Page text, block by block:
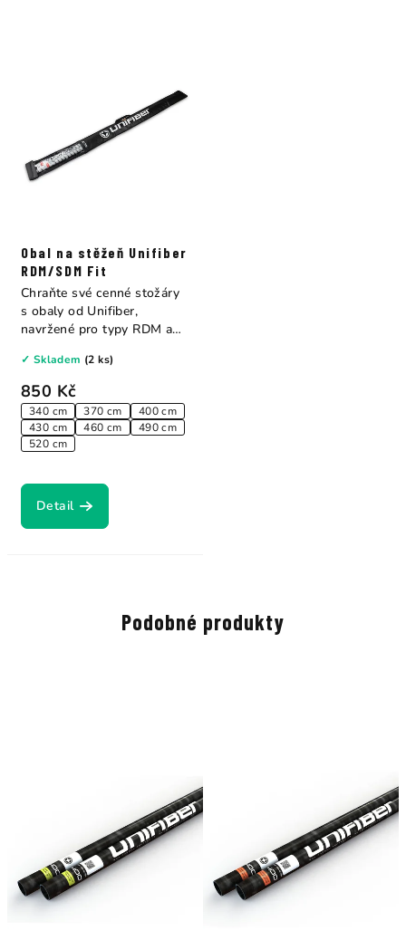
Obal na stěžeň Unifiber
RDM/SDM Fit
850 Kč
340 cm 370 cm
400 cm
430 cm
460 cm
490 cm
520 cm
✓ Skladem (2 ks)
Detail
Chraňte své cenné stožáry
s obaly od Unifiber,
navržené pro typy RDM a
Podobné produkty